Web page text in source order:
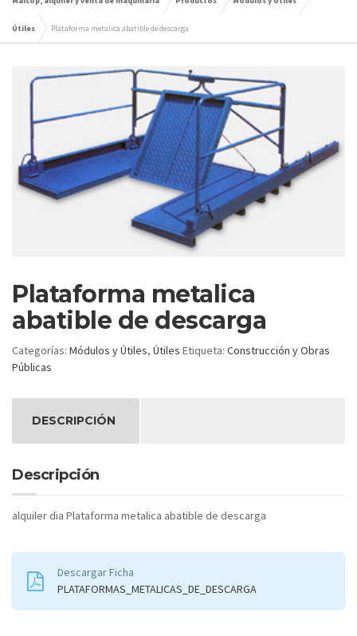
Útiles Plataforma metalica abatible de descarga
Plataforma metalica
abatible de descarga
Categorías: Módulos y Útiles, Útiles Etiqueta: Construcción y Obras
Públicas
DESCRIPCIÓN
Descripción
alquiler dia Plataforma metalica abatible de descarga
Descargar Ficha
PLATAFORMAS_METALICAS_DE_DESCARGA